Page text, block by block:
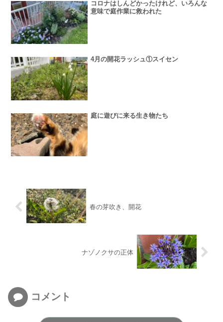
コロナはしんどかったけれど、いろんな
意味で庭作業に救われた
4月の開花ラッシュ①スイセン
庭に遊びに来る生き物たち
春の芽吹き、開花
ナゾノクサの正体
コメント